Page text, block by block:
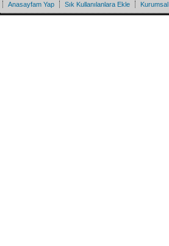
Anasayfam Yap Sık Kullanılanlara Ekle Kurumsal